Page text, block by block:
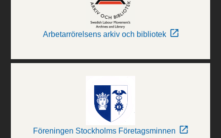
Arbetarrörelsens arkiv och bibliotek
Föreningen Stockholms Företagsminnen